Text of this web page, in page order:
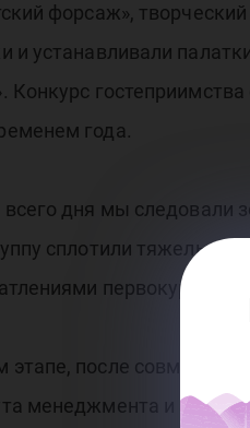
форсаж»,
и устанавливали
Конкурс
года.
дня мы следовали
сплотили тяжелые и
после совместных
менеджмента и